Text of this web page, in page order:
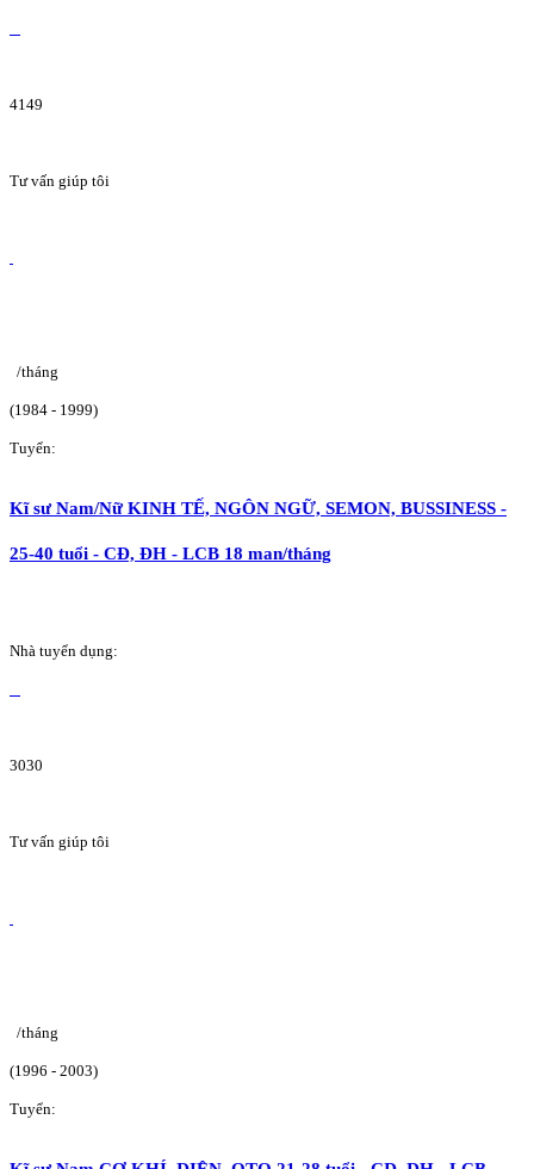
4149
Tư vấn giúp tôi
/tháng
(1984 - 1999)
Tuyển:
Kĩ sư Nam/Nữ KINH TẾ, NGÔN NGỮ, SEMON, BUSSINESS -
25-40 tuổi - CĐ, ĐH - LCB 18 man/tháng
Nhà tuyển dụng:
3030
Tư vấn giúp tôi
/tháng
(1996 - 2003)
Tuyển: